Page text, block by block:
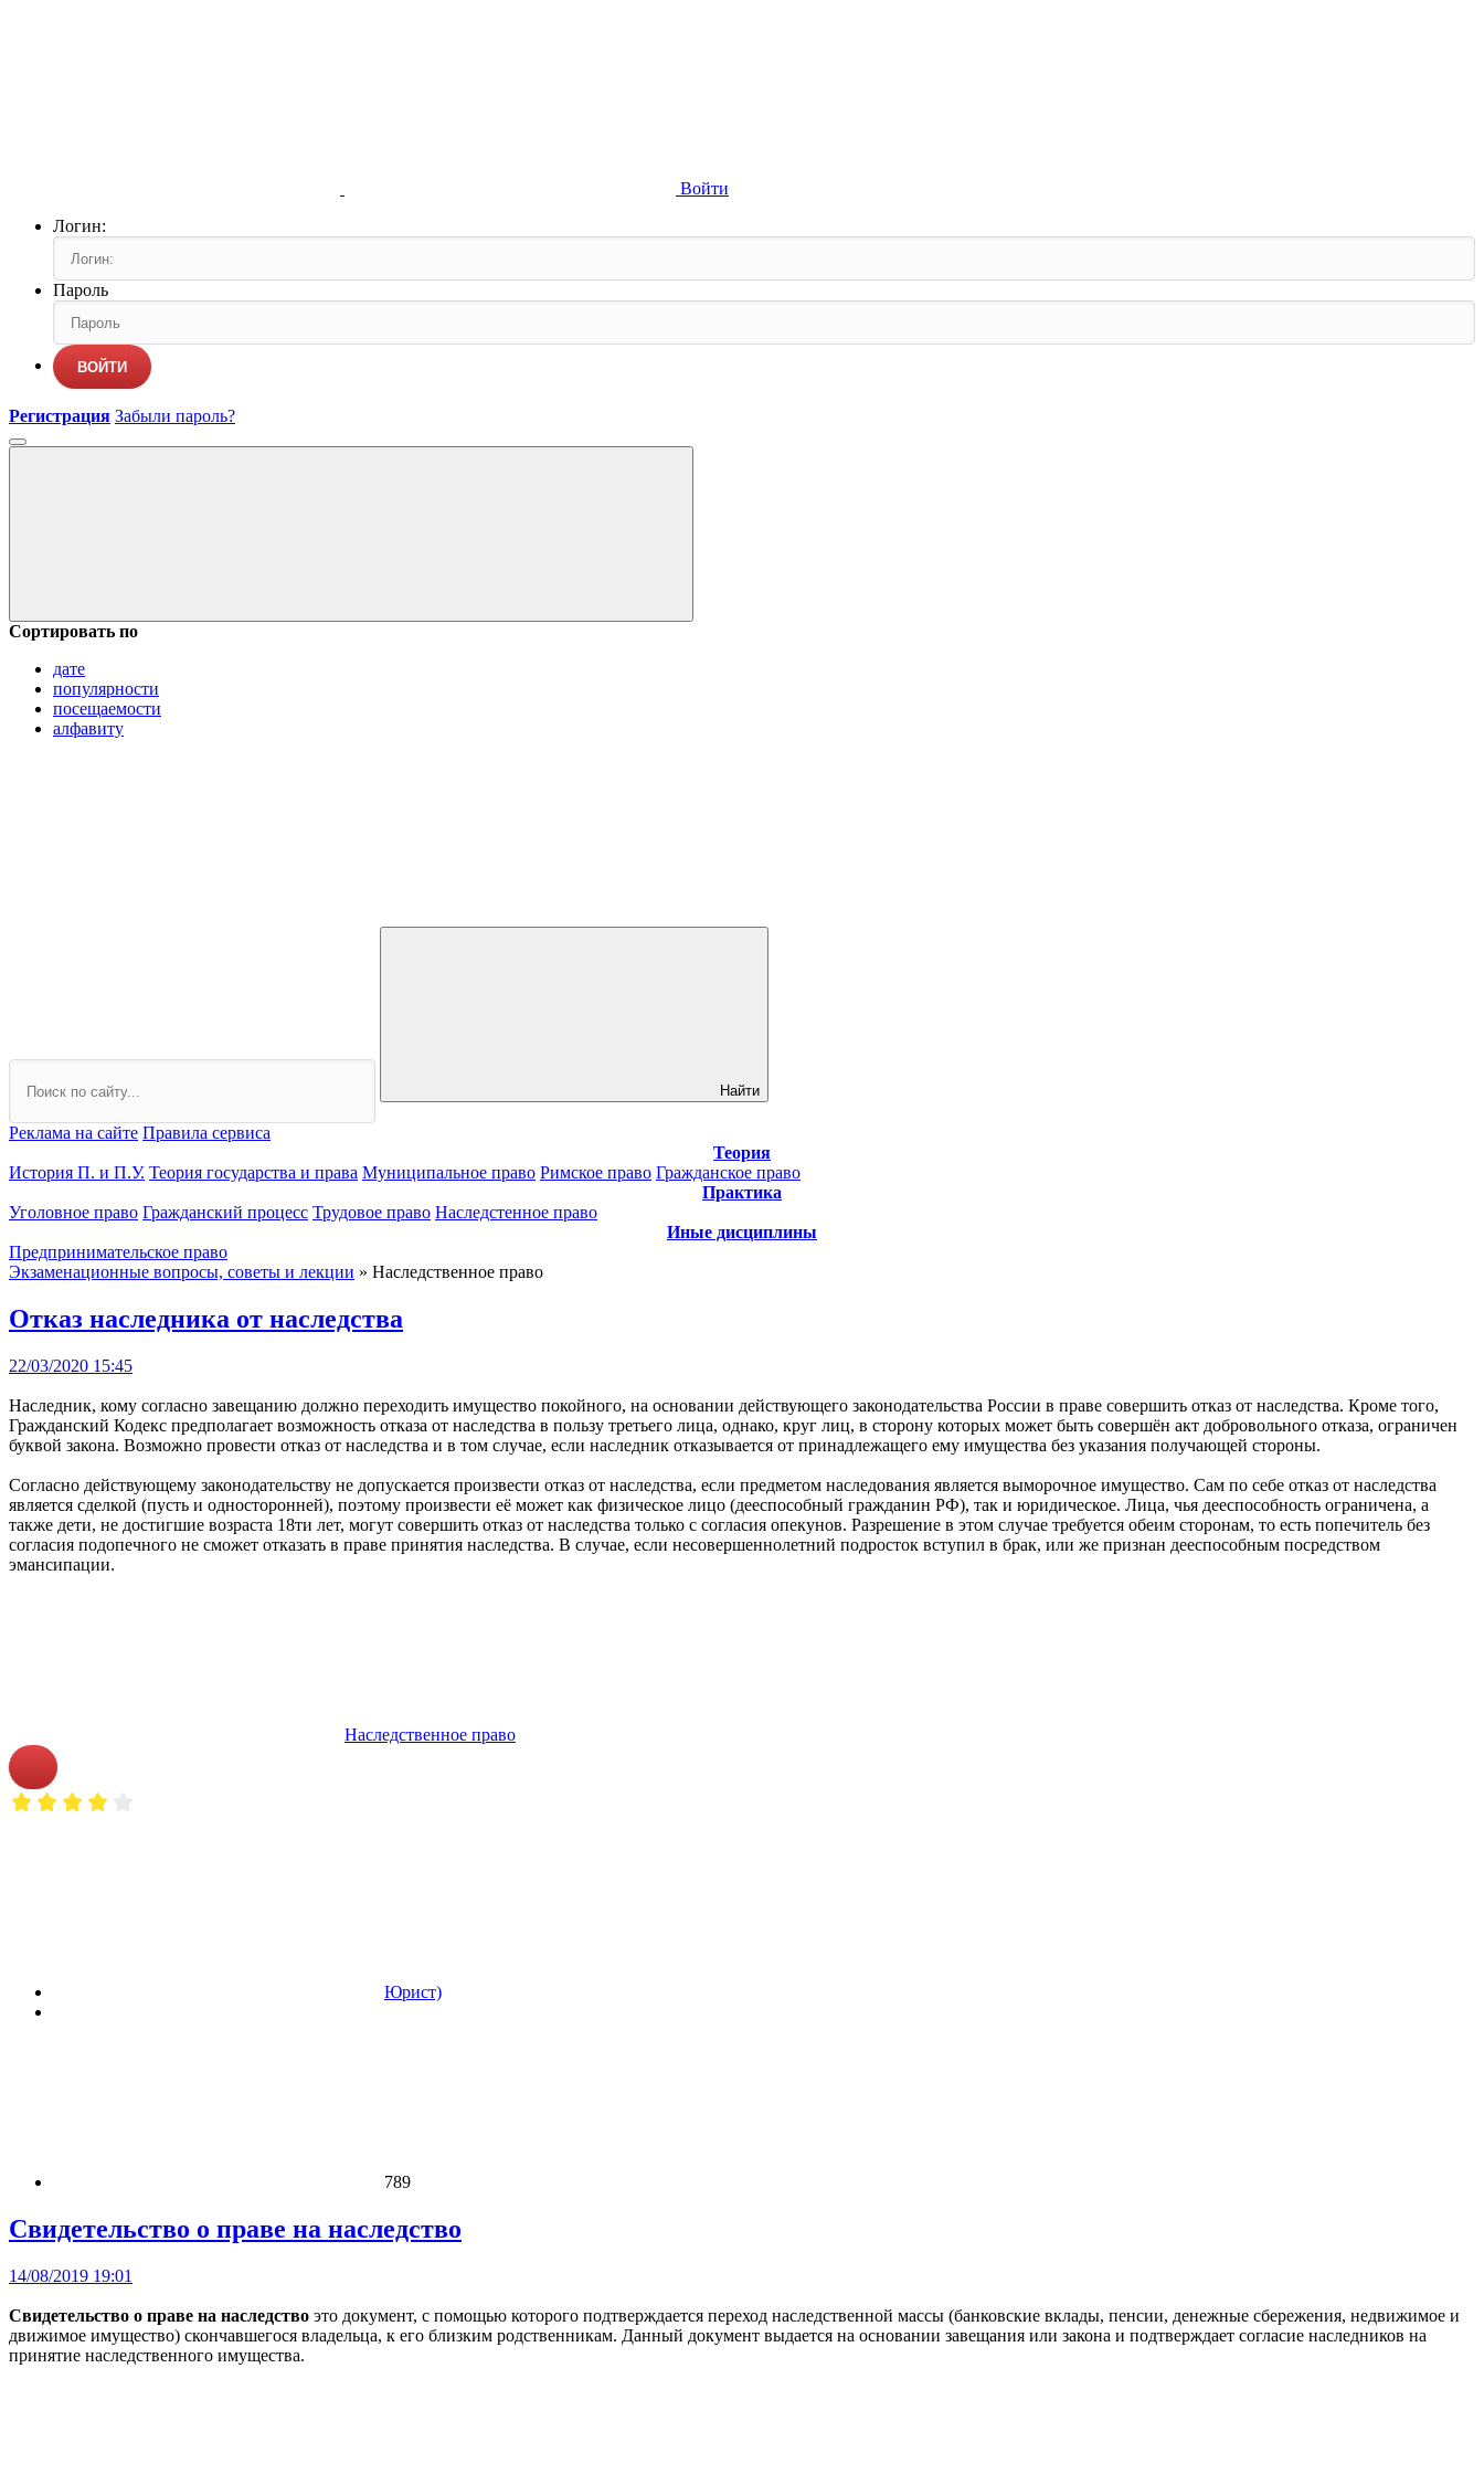
Войти
Логин:
Пароль
ВОЙТИ
Регистрация Забыли пароль?
Сортировать по
дате
популярности
посещаемости
алфавиту
Найти
Реклама на сайте Правила сервиса
Теория
История П. и П.У. Теория государства и права Муниципальное право Римское право Гражданское право
Практика
Уголовное право Гражданский процесс Трудовое право Наследстенное право
Иные дисциплины
Предпринимательское право
Экзаменационные вопросы, советы и лекции » Наследственное право
Отказ наследника от наследства
22/03/2020 15:45
Наследник, кому согласно завещанию должно переходить имущество покойного, на основании действующего законодательства России в праве совершить отказ от наследства. Кроме того,
Гражданский Кодекс предполагает возможность отказа от наследства в пользу третьего лица, однако, круг лиц, в сторону которых может быть совершён акт добровольного отказа, ограничен
буквой закона. Возможно провести отказ от наследства и в том случае, если наследник отказывается от принадлежащего ему имущества без указания получающей стороны.
Согласно действующему законодательству не допускается произвести отказ от наследства, если предметом наследования является выморочное имущество. Сам по себе отказ от наследства
является сделкой (пусть и односторонней), поэтому произвести её может как физическое лицо (дееспособный гражданин РФ), так и юридическое. Лица, чья дееспособность ограничена, а
также дети, не достигшие возраста 18ти лет, могут совершить отказ от наследства только с согласия опекунов. Разрешение в этом случае требуется обеим сторонам, то есть попечитель без
согласия подопечного не сможет отказать в праве принятия наследства. В случае, если несовершеннолетний подросток вступил в брак, или же признан дееспособным посредством
эмансипации.
Наследственное право
Юрист)
789
Свидетельство о праве на наследство
14/08/2019 19:01
Свидетельство о праве на наследство это документ, с помощью которого подтверждается переход наследственной массы (банковские вклады, пенсии, денежные сбережения, недвижимое и
движимое имущество) скончавшегося владельца, к его близким родственникам. Данный документ выдается на основании завещания или закона и подтверждает согласие наследников на
принятие наследственного имущества.